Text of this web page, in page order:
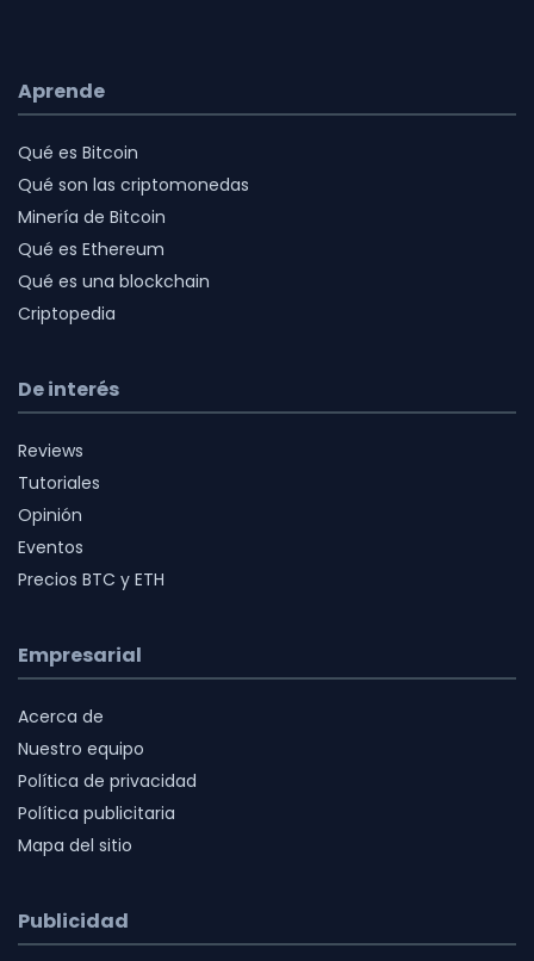
Aprende
Qué es Bitcoin
Qué son las criptomonedas
Minería de Bitcoin
Qué es Ethereum
Qué es una blockchain
Criptopedia
De interés
Reviews
Tutoriales
Opinión
Eventos
Precios BTC y ETH
Empresarial
Acerca de
Nuestro equipo
Política de privacidad
Política publicitaria
Mapa del sitio
Publicidad